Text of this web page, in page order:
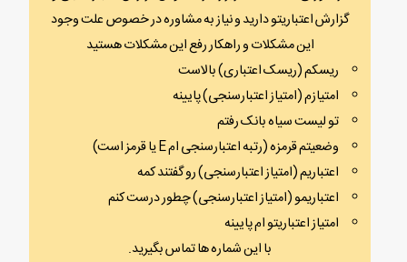
گزارش اعتباریتو دارید و نیاز به مشاوره در خصوص علت وجود
این مشکلات و راهکار رفع این مشکلات هستید
ریسکم (ریسک اعتباری) بالاست
امتیازم (امتیاز اعتبارسنجی) پایینه
تو لیست سیاه بانک رفتم
وضعیتم قرمزه (رتبه اعتبارسنجی ام E یا قرمز است)
اعتباریم (امتیاز اعتبارسنجی) رو گفتند کمه
اعتباریمو (امتیاز اعتبارسنجی) چطور درست کنم
امتیاز اعتباریتو ام پایینه
با این شماره ها تماس بگیرید.